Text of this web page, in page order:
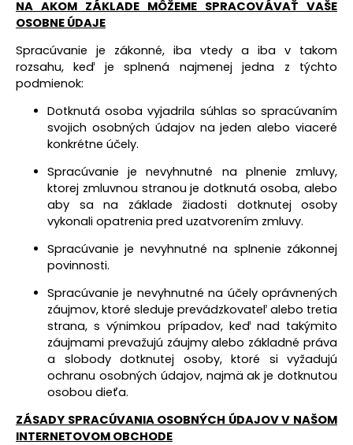
NA AKOM ZÁKLADE MÔŽEME SPRACOVÁVAŤ VAŠE
OSOBNE ÚDAJE
Spracúvanie je zákonné, iba vtedy a iba v takom
rozsahu, keď je splnená najmenej jedna z týchto
podmienok:
Dotknutá osoba vyjadrila súhlas so spracúvaním
svojich osobných údajov najedenalebo viaceré
konkrétne účely.
Spracúvanie je nevyhnutné na plnenie zmluvy,
ktorej zmluvnou stranou je dotknutá osoba, alebo
aby sa na základe žiadosti dotknutej osoby
vykonali opatrenia pred uzatvorením zmluvy.
Spracúvanie je nevyhnutné na splnenie zákonnej
povinnosti.
Spracúvanie je nevyhnutné na účely oprávnených
záujmov, ktoré sleduje prevádzkovateľ alebo tretia
strana, s výnimkou prípadov, keď nad takýmito
záujmami prevažujú záujmy alebo základné práva
a slobody dotknutej osoby, ktoré si vyžadujú
ochranu osobných údajov, najmä ak je dotknutou
osobou dieťa.
ZÁSADY SPRACÚVANIA OSOBNÝCH ÚDAJOVV NAŠOM
INTERNETOVOM OBCHODE